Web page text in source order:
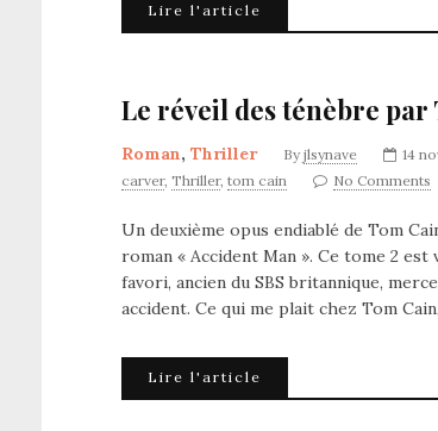
Lire l'article
Le réveil des ténèbre
Roman, Thriller By jlsynave 14
carver, Thriller, tom cain No Comments
Un deuxième opus endiablé de Tom
roman « Accident Man ». Ce tome 2
favori, ancien du SBS britannique,
accident. Ce qui me plait chez Tom
Lire l'article